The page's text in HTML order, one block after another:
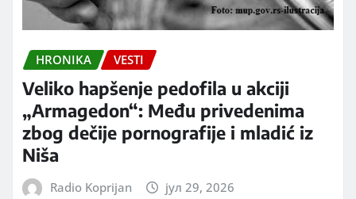
HRONIKA VESTI
Veliko hapšenje pedofila u akciji
„Armagedon“: Među privedenima
zbog dečije pornografije i mladić iz
Niša
Radio Koprijan јул 29, 2026